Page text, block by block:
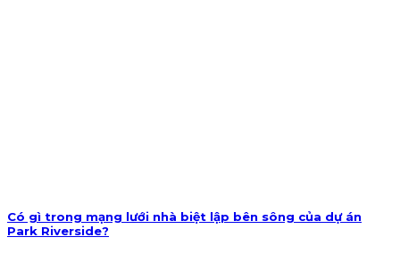
Có gì trong mạng lưới nhà biệt lập bên sông của dự án
Park Riverside?